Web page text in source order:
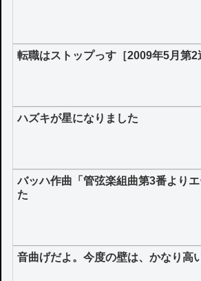
転職はストップっす［2009年5月第2
ハズキが星になりました
バッハ作曲「管弦楽組曲第3番より
た
音曲げだよ。今度の壁は、かなり高